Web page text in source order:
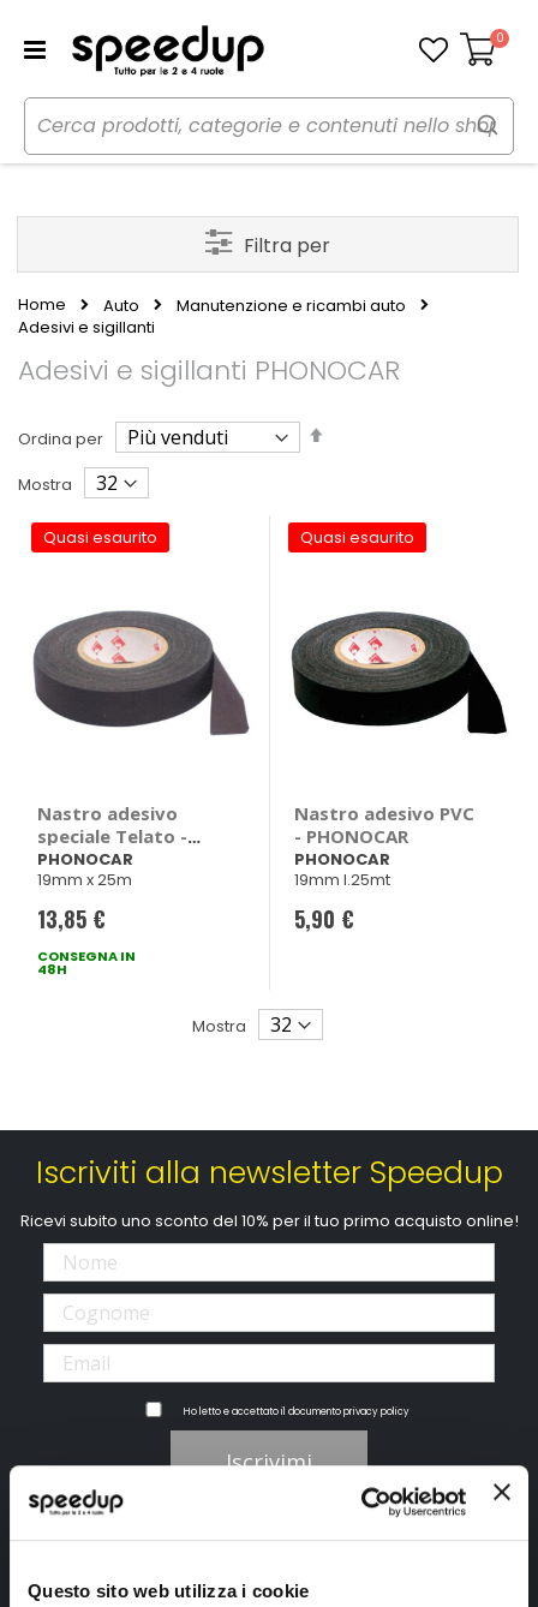
Questo sito web utilizza i cookie
Carrello
0
Home Auto
Manutenzione e ricambi auto
Adesivi e sigillanti
Adesivi e sigillanti PHONOCAR
Ordina per
Imposta
Mostra
Quasi esaurito
Nastro adesivo
speciale Telato -
PHONOCAR
PHONOCAR
19mm x 25m
13,85 €
CONSEGNA IN
48H
Quasi esaurito
Nastro adesivo PVC
- PHONOCAR
PHONOCAR
19mm l.25mt
5,90 €
Mostra
Filtra per
Iscriviti alla newsletter Speedup
Ricevi subito uno sconto del 10% per il tuo primo acquisto online!
Ho letto e accettato il documentoprivacy policy
Iscrivimi